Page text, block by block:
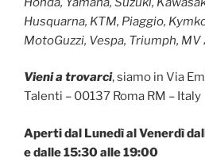
Husquarna, KTM, Piaggio,
MotoGuzzi, Vespa, Triumph, MV
Vieni a trovarci, siamo in Via
Talenti – 00137 Roma RM – Italy
Aperti dal Lunedì al Venerdì
e dalle 15:30 alle 19:00